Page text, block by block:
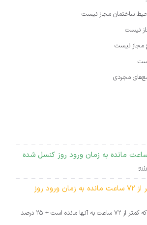
ساختمان مجاز نیست
نیست
مجاز نیست
مجردی
لغو رزرو در کمتر از 72 ساعت مانده به زمان ورود روز
100 درصد روز هایی که کمتر از 72 ساعت به آنها مانده است + 25 درصد